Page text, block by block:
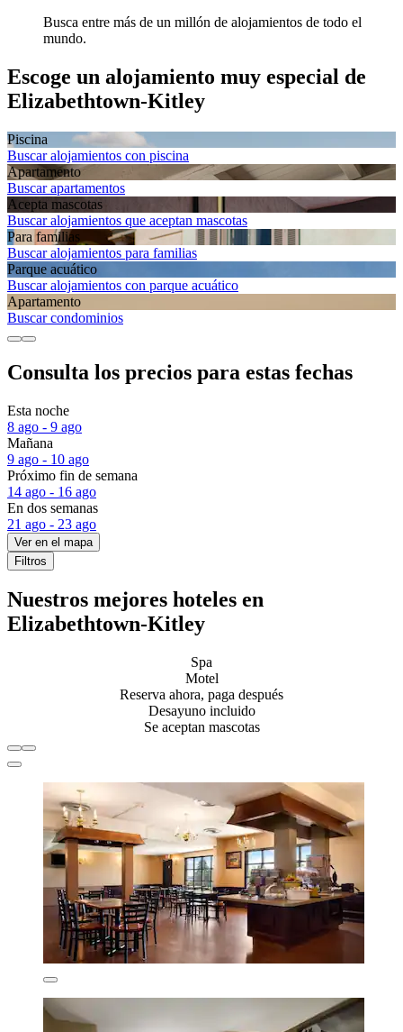
Busca entre más de un millón de alojamientos de todo el
mundo.
Escoge un alojamiento muy especial de
Elizabethtown-Kitley
Piscina
Buscar alojamientos con piscina
Apartamento
Buscar apartamentos
Acepta mascotas
Buscar alojamientos que aceptan mascotas
Para familias
Buscar alojamientos para familias
Parque acuático
Buscar alojamientos con parque acuático
Apartamento
Buscar condominios
Consulta los precios para estas fechas
Esta noche
8 ago - 9 ago
Mañana
9 ago - 10 ago
Próximo fin de semana
14 ago - 16 ago
En dos semanas
21 ago - 23 ago
Ver en el mapa
Filtros
Nuestros mejores hoteles en
Elizabethtown-Kitley
Spa
Motel
Reserva ahora, paga después
Desayuno incluido
Se aceptan mascotas